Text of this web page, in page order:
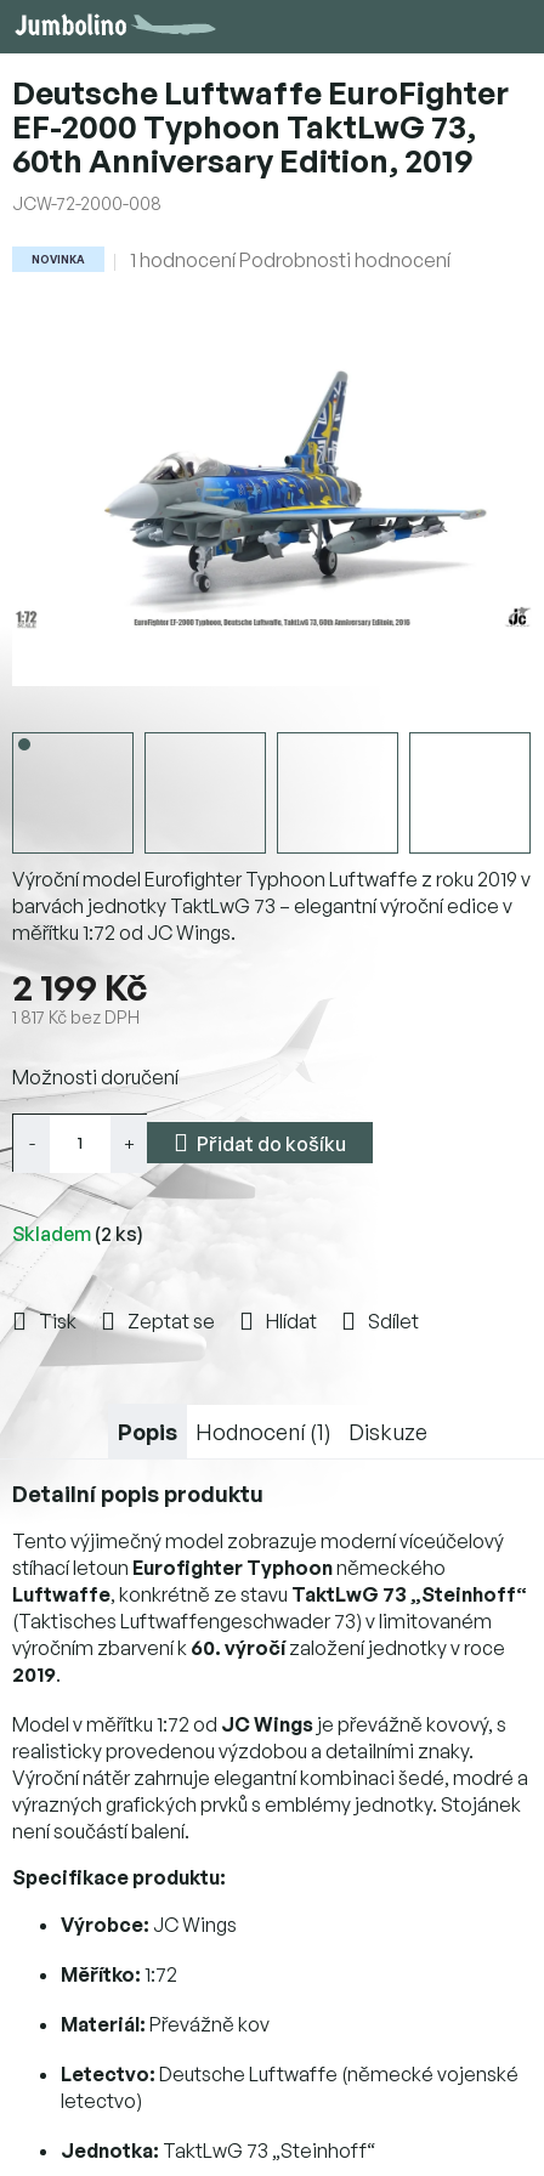
Přejít
na
Deutsche Luftwaffe EuroFighter
EF-2000 Typhoon TaktLwG 73,
60th Anniversary Edition, 2019
JCW-72-2000-008
NOVINKA
Průměrné
1 hodnocení Podrobnosti hodnocení
2 199 Kč
1 817 Kč bez DPH
cena:
Skladem (2 ks)
Možnosti doručení
Přidat do košíku
Výroční model Eurofighter Typhoon Luftwaffe z roku 2019 v
barvách jednotky TaktLwG 73 – elegantní výroční edice v
měřítku 1:72 od JC Wings.
Tisk Zeptat se Hlídat Sdílet
Popis Hodnocení (1) Diskuze
Detailní popis produktu
Tento výjimečný model zobrazuje moderní víceúčelový
stíhací letoun Eurofighter Typhoonněmeckého
Luftwaffe, konkrétně ze stavu TaktLwG 73 „Steinhoff“
(Taktisches Luftwaffengeschwader 73) v limitovaném
výročním zbarvení k 60. výročízaložení jednotky v roce
2019.
Model v měřítku 1:72 od JC Wings je převážně kovový, s
realisticky provedenou výzdobou a detailními znaky.
Výroční nátěr zahrnuje elegantní kombinaci šedé, modré a
výrazných grafických prvků s emblémy jednotky. Stojánek
není součástí balení.
Specifikace produktu:
Výrobce: JC Wings
Měřítko: 1:72
Materiál: Převážně kov
Letectvo: Deutsche Luftwaffe (německé vojenské
letectvo)
Jednotka: TaktLwG 73 „Steinhoff“